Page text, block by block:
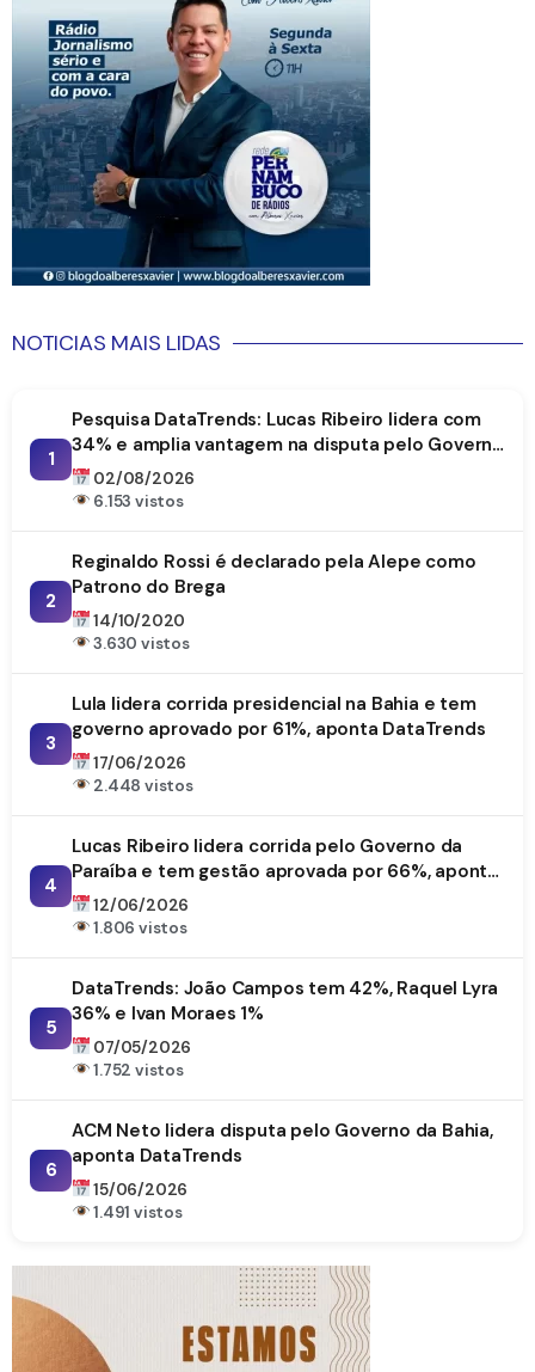
NOTICIAS MAIS LIDAS
1
Pesquisa DataTrends: Lucas Ribeiro lidera com
34% e amplia vantagem na disputa pelo Governo
da Paraíba
02/08/2026
6.153 vistos
2
Reginaldo Rossi é declarado pela Alepe como
Patrono do Brega
14/10/2020
3.630 vistos
3
Lula lidera corrida presidencial na Bahia e tem
governo aprovado por 61%, aponta DataTrends
17/06/2026
2.448 vistos
4
Lucas Ribeiro lidera corrida pelo Governo da
Paraíba e tem gestão aprovada por 66%, aponta
DataTrends
12/06/2026
1.806 vistos
5
DataTrends: João Campos tem 42%, Raquel Lyra
36% e Ivan Moraes 1%
07/05/2026
1.752 vistos
6
ACM Neto lidera disputa pelo Governo da Bahia,
aponta DataTrends
15/06/2026
1.491 vistos